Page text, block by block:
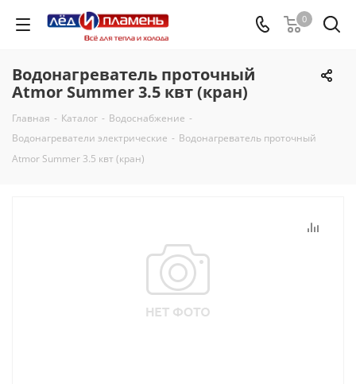
0
Водонагреватель проточный
Atmor Summer 3.5 квт (кран)
Главная - Каталог - Водоснабжение -
Водонагреватели электрические - Водонагреватель проточный
Atmor Summer 3.5 квт (кран)